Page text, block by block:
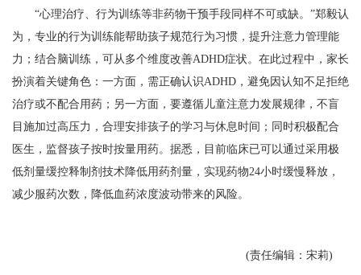
“心理治疗、行为训练等非药物干预手段同样不可或缺。”郑毅认
为，专业的行为训练能帮助孩子规范行为习惯，提升注意力管理能
力；结合脑训练，可从多个维度改善ADHD症状。在此过程中，家长
扮演着关键角色：一方面，需正确认识ADHD，避免因认知不足拒绝
治疗或不配合用药；另一方面，要遵循儿童注意力发展规律，不盲
目施加过高压力，合理安排孩子的学习与休息时间；同时积极配合
医生，监督孩子按时按量用药。据悉，目前临床已可以通过采用极
低剂量缓控释制剂技术降低用药剂量，实现药物24小时缓慢释放，
减少服药次数，降低血药浓度波动带来的风险。
(责任编辑：宋莉)